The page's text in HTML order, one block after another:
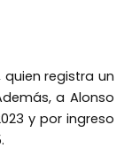
quien registra un
a Alonso
y por ingreso